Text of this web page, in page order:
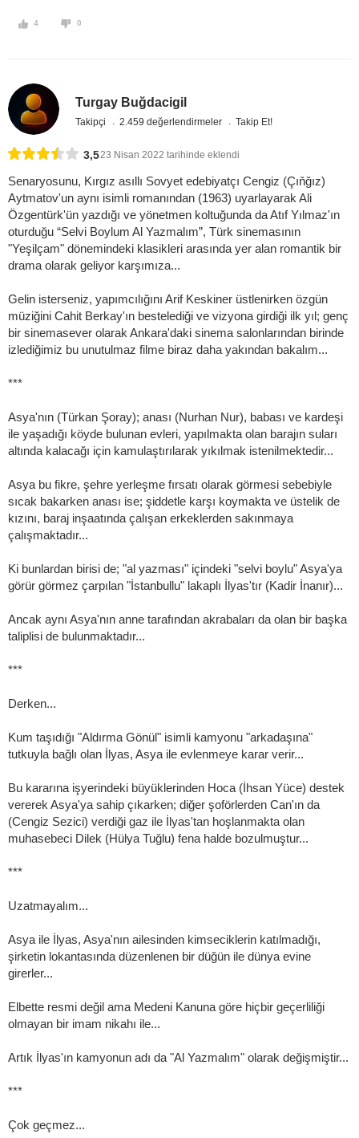
4 0
Turgay Buğdacigil
Takipçi 2.459 değerlendirmeler Takip Et!
3,523 Nisan 2022 tarihinde eklendi
Senaryosunu, Kırgız asıllı Sovyet edebiyatçı Cengiz (Çıňğız)
Aytmatov'un aynı isimli romanından (1963) uyarlayarak Ali
Özgentürk'ün yazdığı ve yönetmen koltuğunda da Atıf Yılmaz'ın
oturduğu “Selvi Boylum Al Yazmalım”, Türk sinemasının
"Yeşilçam" dönemindeki klasikleri arasında yer alan romantik bir
drama olarak geliyor karşımıza...
Gelin isterseniz, yapımcılığını Arif Keskiner üstlenirken özgün
müziğini Cahit Berkay'ın bestelediği ve vizyona girdiği ilk yıl; genç
bir sinemasever olarak Ankara'daki sinema salonlarından birinde
izlediğimiz bu unutulmaz filme biraz daha yakından bakalım...
***
Asya'nın (Türkan Şoray); anası (Nurhan Nur), babası ve kardeşi
ile yaşadığı köyde bulunan evleri, yapılmakta olan barajın suları
altında kalacağı için kamulaştırılarak yıkılmak istenilmektedir...
Asya bu fikre, şehre yerleşme fırsatı olarak görmesi sebebiyle
sıcak bakarken anası ise; şiddetle karşı koymakta ve üstelik de
kızını, baraj inşaatında çalışan erkeklerden sakınmaya
çalışmaktadır...
Ki bunlardan birisi de; "al yazması" içindeki "selvi boylu" Asya'ya
görür görmez çarpılan "İstanbullu" lakaplı İlyas'tır (Kadir İnanır)...
Ancak aynı Asya'nın anne tarafından akrabaları da olan bir başka
taliplisi de bulunmaktadır...
***
Derken...
Kum taşıdığı "Aldırma Gönül" isimli kamyonu "arkadaşına"
tutkuyla bağlı olan İlyas, Asya ile evlenmeye karar verir...
Bu kararına işyerindeki büyüklerinden Hoca (İhsan Yüce) destek
vererek Asya'ya sahip çıkarken; diğer şoförlerden Can'ın da
(Cengiz Sezici) verdiği gaz ile İlyas'tan hoşlanmakta olan
muhasebeci Dilek (Hülya Tuğlu) fena halde bozulmuştur...
***
Uzatmayalım...
Asya ile İlyas, Asya'nın ailesinden kimseciklerin katılmadığı,
şirketin lokantasında düzenlenen bir düğün ile dünya evine
girerler...
Elbette resmi değil ama Medeni Kanuna göre hiçbir geçerliliği
olmayan bir imam nikahı ile...
Artık İlyas'ın kamyonun adı da "Al Yazmalım" olarak değişmiştir...
***
Çok geçmez...